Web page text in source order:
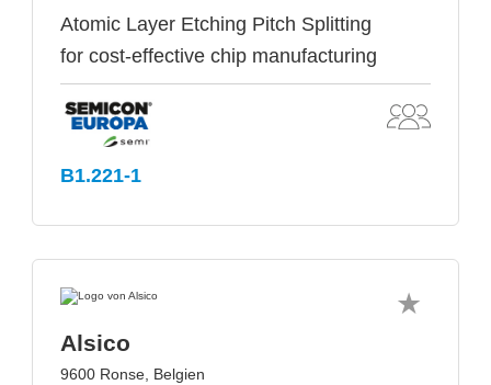
Atomic Layer Etching Pitch Splitting
for cost-effective chip manufacturing
B1.221-1
Alsico
9600 Ronse, Belgien